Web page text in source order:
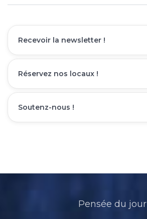
Recevoir la newsletter !
Réservez nos locaux !
Soutenz-nous !
Pensée du jour